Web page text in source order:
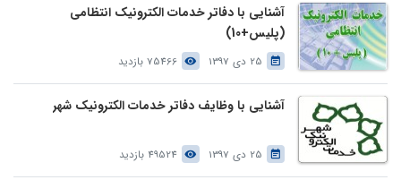
آشنایی با دفاتر خدمات الکترونیک انتظامی
(پلیس+10)
25 دی 1397 75466 بازدید
آشنایی با وظایف دفاتر خدمات الکترونیک شهر
25 دی 1397 49524 بازدید